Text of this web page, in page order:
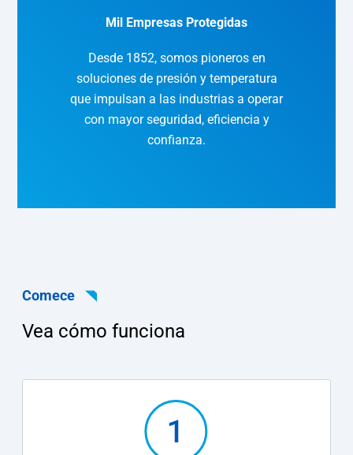
Mil Empresas Protegidas
Desde 1852, somos pioneros en
soluciones de presión y temperatura
que impulsan a las industrias a operar
con mayor seguridad, eficiencia y
confianza.
Comece
Vea cómo funciona